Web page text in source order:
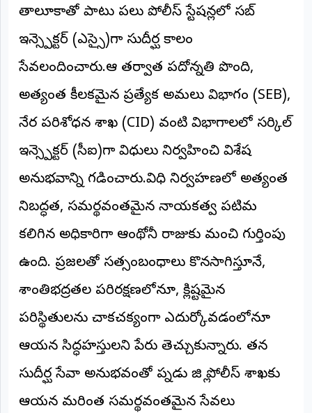
రిపోర్టర్లు
రిపోర్టర్‌గా
లాగిన్
(Login)
2026
NEWS
క్షణం
పక్షం
తాలూకాతో పాటు పలు పోలీస్ స్టేషన్లలో సబ్
ఇన్స్పెక్టర్ (ఎస్సై)గా సుదీర్ఘ కాలం
సేవలందించారు.ఆ తర్వాత పదోన్నతి పొంది,
అత్యంత కీలకమైన ప్రత్యేక అమలు విభాగం (SEB),
నేర పరిశోధన శాఖ (CID) వంటి విభాగాలలో సర్కిల్
ఇన్స్పెక్టర్ (సీఐ)గా విధులు నిర్వహించి విశేష
అనుభవాన్ని గడించారు.​విధి నిర్వహణలో అత్యంత
నిబద్ధత, సమర్థవంతమైన నాయకత్వ పటిమ
కలిగిన అధికారిగా ఆంథోనీ రాజుకు మంచి గుర్తింపు
ఉంది. ప్రజలతో సత్సంబంధాలు కొనసాగిస్తూనే,
శాంతిభద్రతల పరిరక్షణలోనూ, క్లిష్టమైన
పరిస్థితులను చాకచక్యంగా ఎదుర్కోవడంలోనూ
ఆయన సిద్ధహస్తులని పేరు తెచ్చుకున్నారు. తన
సుదీర్ఘ సేవా అనుభవంతో పల్నాడు జిల్లా పోలీస్ శాఖకు
ఆయన మరింత సమర్థవంతమైన సేవలు